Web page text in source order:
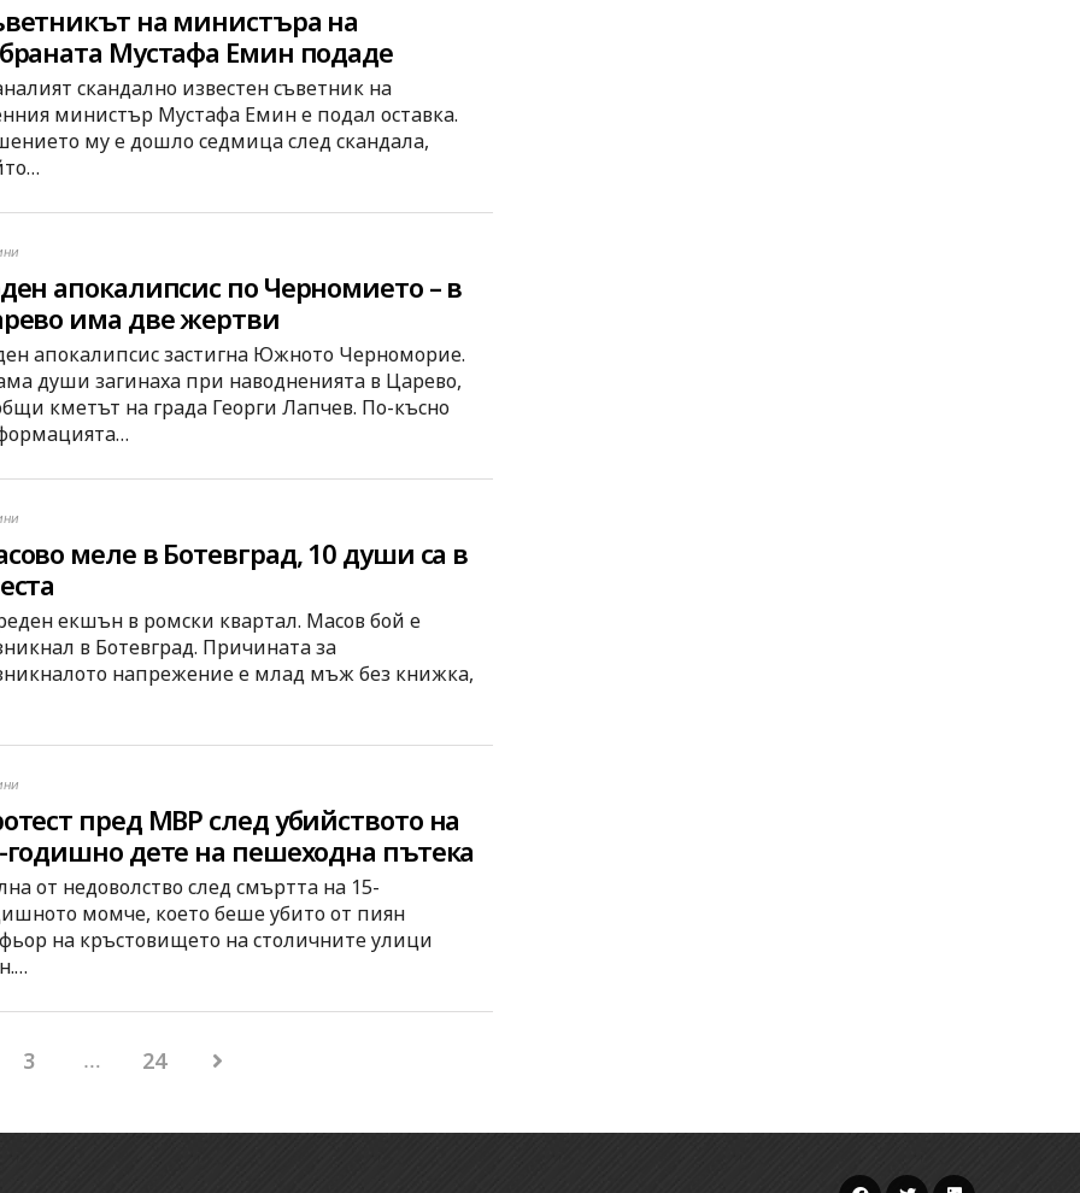
на министъра на
Мустафа Емин подаде
след скандала в „Пирогов“
скандално известен съветник на
министър Мустафа Емин е подал оставка.
му е дошло седмица след скандала,
апокалипсис по Черномието – в
има две жертви
апокалипсис застигна Южното Черноморие.
души загинаха при наводненията в Царево,
кметът на града Георги Лапчев. По-късно
меле в Ботевград, 10 души са в
екшън в ромски квартал. Масов бой е
в Ботевград. Причината за
напрежение е млад мъж без книжка,
пред МВР след убийството на
годишно дете на пешеходна пътека
от недоволство след смъртта на 15-
момче, което беше убито от пиян
на кръстовището на столичните улици
на
публикациите
3 … 24